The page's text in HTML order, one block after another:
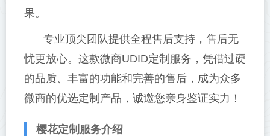
果。
专业顶尖团队提供全程售后支持，售后无
忧更放心。这款微商UDID定制服务，凭借过硬
的品质、丰富的功能和完善的售后，成为众多
微商的优选定制产品，诚邀您亲身鉴证实力！
樱花定制服务介绍